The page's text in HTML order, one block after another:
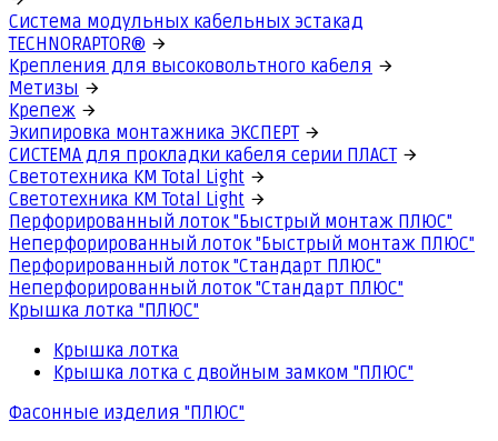
Система модульных кабельных эстакад
TECHNORAPTOR®
Крепления для высоковольтного кабеля
Метизы
Крепеж
Экипировка монтажника ЭКСПЕРТ
СИСТЕМА для прокладки кабеля серии ПЛАСТ
Светотехника КМ Total Light
Светотехника КМ Total Light
Перфорированный лоток "Быстрый монтаж ПЛЮС"
Неперфорированный лоток "Быстрый монтаж ПЛЮС"
Перфорированный лоток "Стандарт ПЛЮС"
Неперфорированный лоток "Стандарт ПЛЮС"
Крышка лотка "ПЛЮС"
Крышка лотка
Крышка лотка с двойным замком "ПЛЮС"
Фасонные изделия "ПЛЮС"